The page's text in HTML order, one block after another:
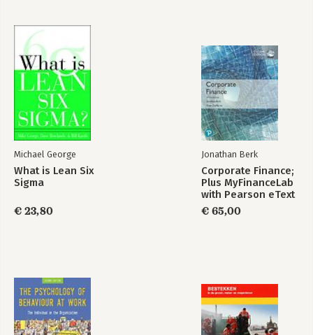
Transklasse
Zakenregister
Michael George
What is Lean Six
Sigma
€ 23,80
Jonathan Berk
Corporate Finance;
Plus MyFinanceLab
with Pearson eText
€ 65,00